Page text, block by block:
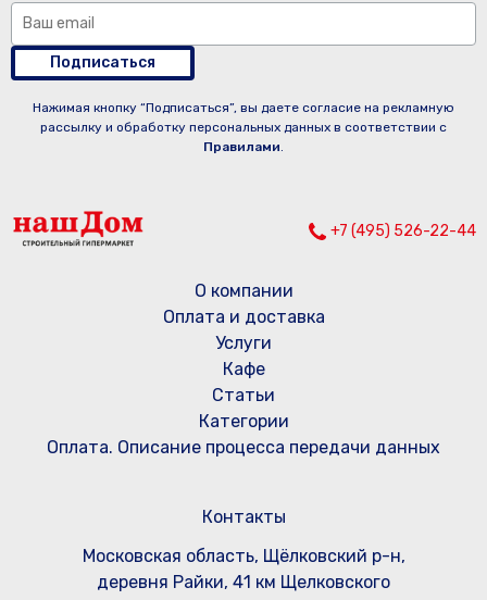
Подписаться
Нажимая кнопку “Подписаться”, вы даете согласие на рекламную
рассылку и обработку персональных данных в соответствии с
Правилами.
+7 (495) 526-22-44
О компании
Оплата и доставка
Услуги
Кафе
Статьи
Категории
Оплата. Описание процесса передачи данных
Контакты
Московская область, Щёлковский р-н,
деревня Райки, 41 км Щелковского